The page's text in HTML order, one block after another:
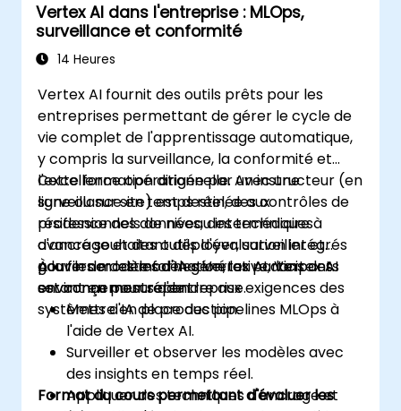
Vertex AI dans l'entreprise : MLOps,
surveillance et conformité
14 Heures
Vertex AI fournit des outils prêts pour les
entreprises permettant de gérer le cycle de
vie complet de l'apprentissage automatique,
y compris la surveillance, la conformité et
l'excellence opérationnelle. Avec une
surveillance en temps réel, des contrôles de
résidence des données, des techniques
d'ancrage et des outils d'évaluation intégrés
pour les modèles d'IA générative, Vertex AI
est conçu pour répondre aux exigences des
systèmes d'IA de production.
Cette formation dirigée par un instructeur (en
ligne ou sur site) est destinée aux
professionnels de niveau intermédiaire à
avancé souhaitant déployer, surveiller et
gouverner les modèles Vertex AI dans des
environnements d'entreprise.
À la fin de cette formation, les participants
seront en mesure de :
Mettre en place des pipelines MLOps à
l'aide de Vertex AI.
Surveiller et observer les modèles avec
des insights en temps réel.
Appliquer des techniques d'ancrage et
Format du cours permettant d'évaluer les